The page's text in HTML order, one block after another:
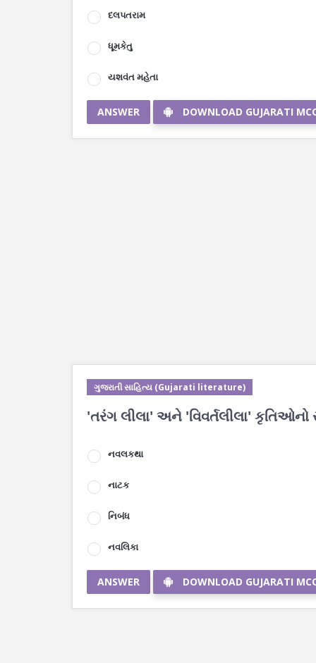
દલપતરામ
ધૂમકેતુ
યશવંત મહેતા
ANSWER DOWNLOAD GUJARATI
ગુજરાતી સાહિત્ય (Gujarati literature)
'તરંગ લીલા' અને 'વિવર્તલીલા' કૃતિઓનો
નવલકથા
નાટક
નિબંધ
નવલિકા
ANSWER DOWNLOAD GUJARATI